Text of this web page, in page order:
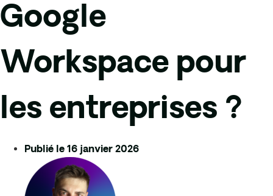
Google
Workspace pour
les entreprises ?
Publié le 16 janvier 2026